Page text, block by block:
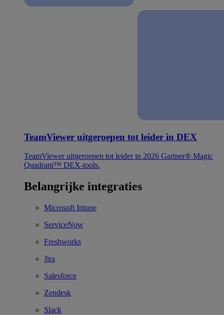
TeamViewer uitgeroepen tot leider in DEX
TeamViewer uitgeroepen tot leider in 2026 Gartner® Magic
Quadrant™ DEX-tools.
Belangrijke integraties
Microsoft Intune
ServiceNow
Freshworks
Jira
Salesforce
Zendesk
Slack